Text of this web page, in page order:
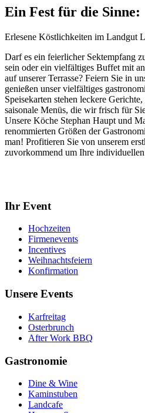
Ein Fest für die Sinne:
Erlesene Köstlichkeiten im Landgut
Darf es ein feierlicher Sektempfang
sein oder ein vielfältiges Buffet mit
auf unserer Terrasse? Feiern Sie in
genießen unser vielfältiges
Speisekarten stehen leckere
saisonale Menüs, die wir frisch für
Unsere Köche Stephan Haupt und
renommierten Größen der
man! Profitieren Sie von unserem
zuvorkommend um Ihre
Ihr Event
Hochzeiten
Firmenevents
Incentives
Weihnachtsfeiern
Konfirmation
Unsere Events
Karfreitag
Osterbrunch
After Work BBQ
Gastronomie
Dine & Wine
Kaminstuben
Landcafe